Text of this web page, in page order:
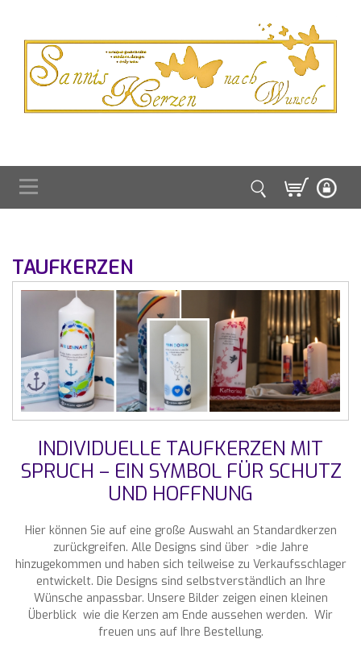
TAUFKERZEN
INDIVIDUELLE TAUFKERZEN MIT
SPRUCH – EIN SYMBOL FÜR SCHUTZ
UND HOFFNUNG
Hier können Sie auf eine große Auswahl an Standardkerzen
zurückgreifen. Alle Designs sind über >die Jahre
hinzugekommen und haben sich teilweise zu Verkaufsschlager
entwickelt. Die Designs sind selbstverständlich an Ihre
Wünsche anpassbar. Unsere Bilder zeigen einen kleinen
Überblick wie die Kerzen am Ende aussehen werden. Wir
freuen uns auf Ihre Bestellung.